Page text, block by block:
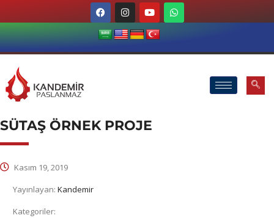
SÜTAŞ ÖRNEK PROJE
Kasım 19, 2019
Yayınlayan: Kandemir
Kategoriler: